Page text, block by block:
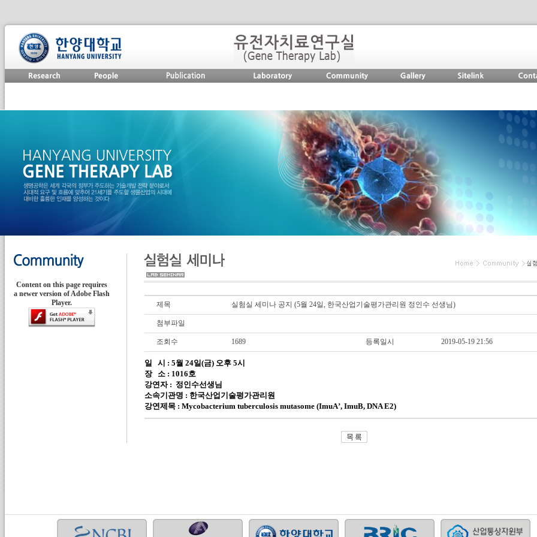
Content on this page requires
a newer version of Adobe Flash
Player.
제목 실험실 세미나 공지 (5월 24일, 한국산업기술평가관리원 정인수 선생님)
첨부파일
조회수 1689 등록일시 2019-05-19 21:56
일 시 : 5월 24일(금) 오후5시
장
소: 1016호
강연자: 정인수선생님
소속기관명 : 한국산업기술평가관리원
강연제목 : Mycobacterium tuberculosis mutasome (ImuA’, ImuB, DNA E2)